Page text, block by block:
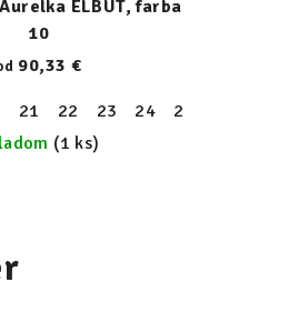
ELBUT, farba
10
90,33 €
21 22 23 24 25
(1 ks)